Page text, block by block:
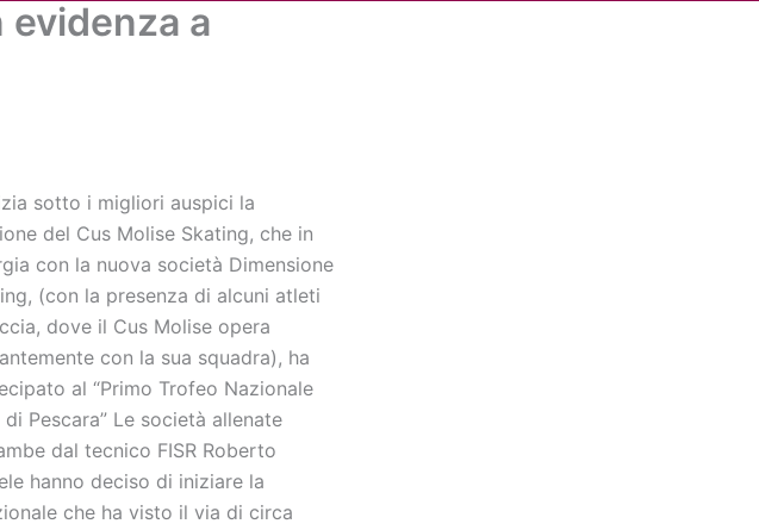
a
sotto i migliori auspici la
del Cus Molise Skating, che in
con la nuova società Dimensione
(con la presenza di alcuni atleti
dove il Cus Molise opera
con la sua squadra), ha
al “Primo Trofeo Nazionale
Pescara” Le società allenate
dal tecnico FISR Roberto
hanno deciso di iniziare la
che ha visto il via di circa